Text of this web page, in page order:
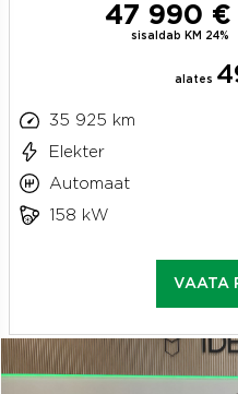
47 990 €
sisaldab KM 24%
alates
35 925 km
Elekter
Automaat
158 kW
VAATA